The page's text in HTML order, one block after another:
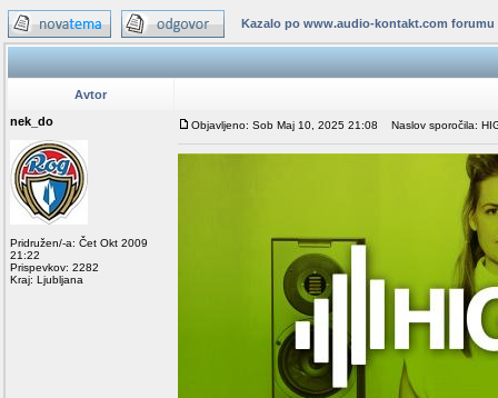
Kazalo po www.audio-kontakt.com forumu
Avtor
nek_do
Pridružen/-a: Čet Okt 2009
21:22
Prispevkov: 2282
Kraj: Ljubljana
Objavljeno: Sob Maj 10, 2025 21:08 Naslov sporočila: